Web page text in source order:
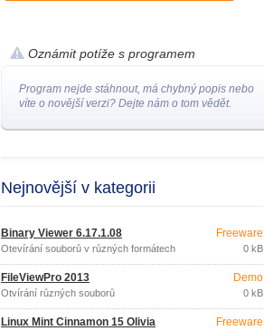
Oznámit potíže s programem
Program nejde stáhnout, má chybný popis nebo
víte o novější verzi? Dejte nám o tom vědět.
Nejnovější v kategorii
Binary Viewer 6.17.1.08
Otevírání souborů v různých formátech
Freeware
0 kB
FileViewPro 2013
Otvírání různých souborů
Demo
0 kB
Linux Mint Cinnamon 15 Olivia Freeware